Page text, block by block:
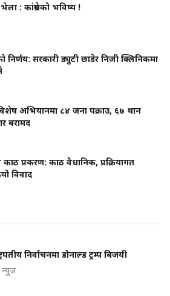
: कांग्रेसको भविष्य !
सरकारी ड्युटी छाडेर निजी क्लिनिकमा
अभियानमा ८४ जना पक्राउ, ६७ थान
बरामद
प्रकरण: काठ वैधानिक, प्रक्रियागत
विवाद
निर्वाचनमा डोनाल्ड ट्रम्प बिजयी
न्युज